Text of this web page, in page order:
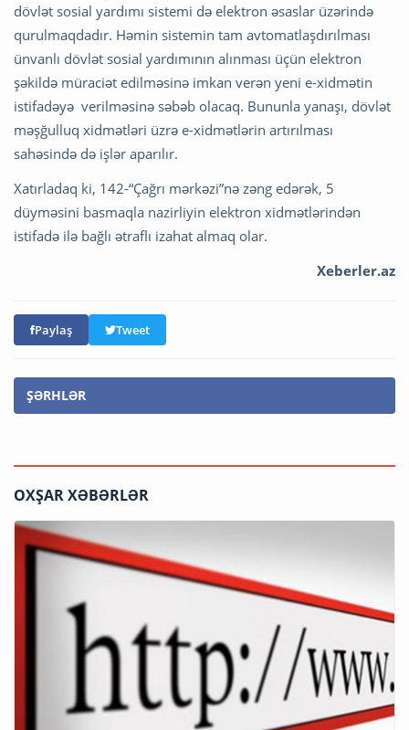
dövlət sosial yardımı sistemi də elektron əsaslar üzərində
qurulmaqdadır. Həmin sistemin tam avtomatlaşdırılması
ünvanlı dövlət sosial yardımının alınması üçün elektron
şəkildə müraciət edilməsinə imkan verən yeni e-xidmətin
istifadəyə verilməsinə səbəb olacaq. Bununla yanaşı, dövlət
məşğulluq xidmətləri üzrə e-xidmətlərin artırılması
sahəsində də işlər aparılır.
Xatırladaq ki, 142-“Çağrı mərkəzi”nə zəng edərək, 5
düyməsini basmaqla nazirliyin elektron xidmətlərindən
istifadə ilə bağlı ətraflı izahat almaq olar.
Xeberler.az
Paylaş Tweet
ŞƏRHLƏR
OXŞAR XƏBƏRLƏR